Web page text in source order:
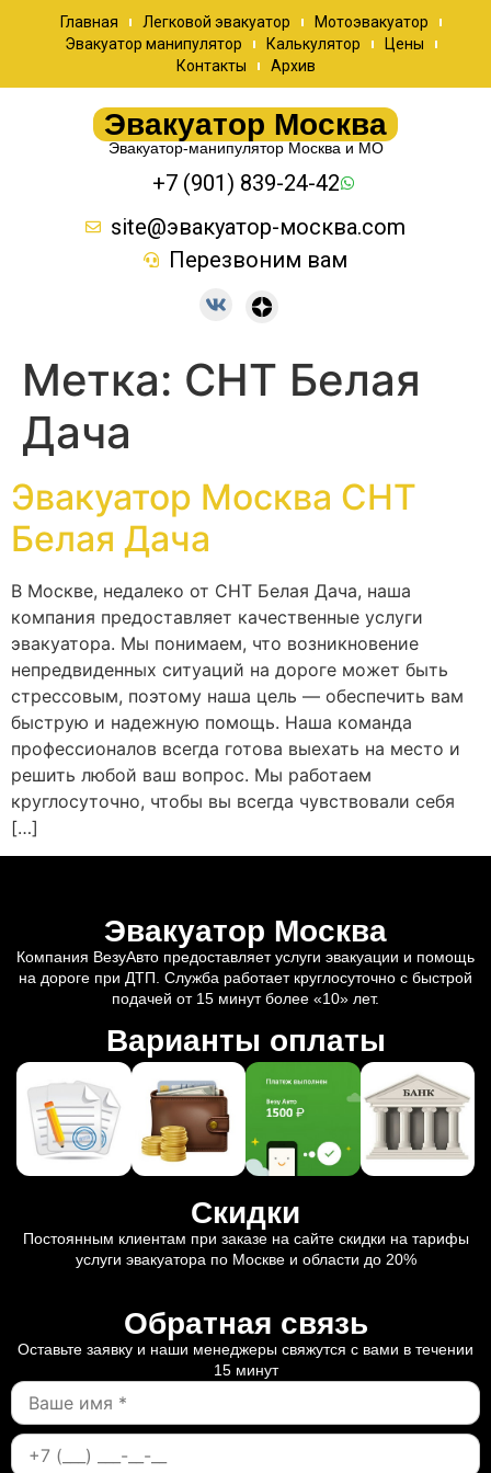
Главная Легковой эвакуатор
Мотоэвакуатор
Эвакуатор манипулятор
Калькулятор
Цены
Контакты
Архив
Эвакуатор Москва
Эвакуатор-манипулятор Москва и МО
+7 (901) 839-24-42
site@эвакуатор-москва.com
Перезвоним вам
Метка: СНТ Белая
Дача
Эвакуатор Москва СНТ
Белая Дача
В Москве, недалеко от СНТ Белая Дача, наша
компания предоставляет качественные услуги
эвакуатора. Мы понимаем, что возникновение
непредвиденных ситуаций на дороге может быть
стрессовым, поэтому наша цель — обеспечить вам
быструю и надежную помощь. Наша команда
профессионалов всегда готова выехать на место и
решить любой ваш вопрос. Мы работаем
круглосуточно, чтобы вы всегда чувствовали себя
[…]
Эвакуатор Москва
Компания ВезуАвто предоставляет услуги эвакуации и помощь
на дороге при ДТП. Служба работает круглосуточно с быстрой
подачей от 15 минут более «10» лет.
Варианты оплаты
Скидки
Постоянным клиентам при заказе на сайте скидки на тарифы
услуги эвакуатора по Москве и области до 20%
Обратная связь
Оставьте заявку и наши менеджеры свяжутся с вами в течении
15 минут